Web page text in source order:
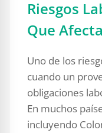
Riesgos
Que
Uno de los
cuando un
obligaciones
En muchos
incluyendo